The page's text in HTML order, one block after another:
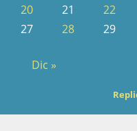
20
21 22
27
28 29
Dic »